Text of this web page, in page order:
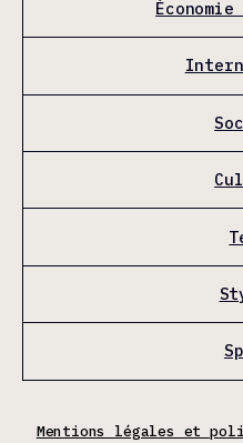
Mentions légales et